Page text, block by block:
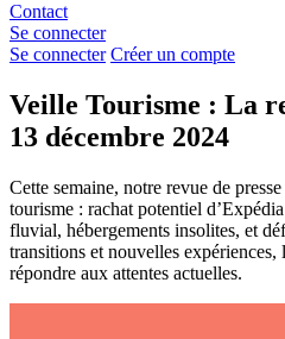
Contact
Se connecter
Se connecter Créer un compte
Veille Tourisme : La
13 décembre 2024
Cette semaine, notre revue de
tourisme : rachat potentiel
fluvial, hébergements insolites, et
transitions et nouvelles expériences,
répondre aux attentes actuelles.